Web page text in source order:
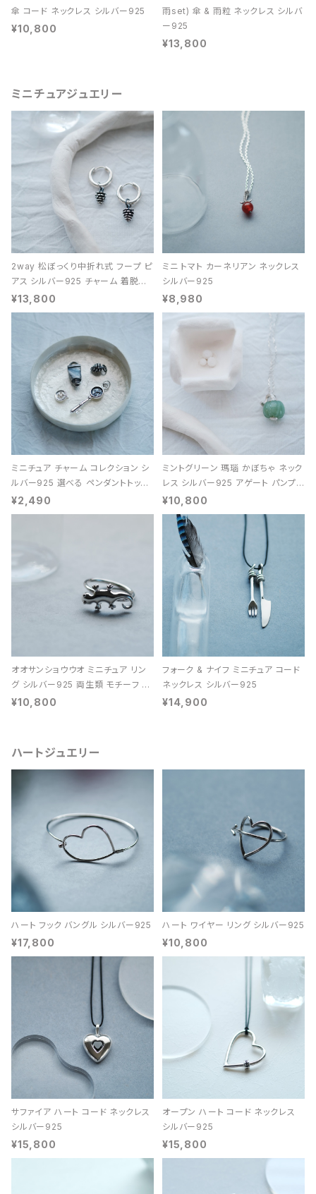
傘 コード ネックレス シルバー925
¥10,800
雨set) 傘 & 雨粒 ネックレス シルバ
ー925
¥13,800
ミニチュアジュエリー
2way 松ぼっくり中折れ式 フープ ピ
アス シルバー925 チャーム 着脱可
能 レディース ユニセックス
¥13,800
ミニ トマト カーネリアン ネックレス
シルバー925
¥8,980
ミニチュア チャーム コレクション シ
ルバー925 選べる ペンダントトップ
レディース ユニセックス
¥2,490
ミントグリーン 瑪瑙 かぼちゃ ネック
レス シルバー925 アゲート パンプキ
ン 天然石 レディース
¥10,800
オオサンショウウオ ミニチュア リン
グ シルバー925 両生類 モチーフ レ
ディース ユニセックス
¥10,800
フォーク & ナイフ ミニチュア コード
ネックレス シルバー925
¥14,900
ハートジュエリー
ハート フック バングル シルバー925
¥17,800
ハート ワイヤー リング シルバー925
¥10,800
サファイア ハート コード ネックレス
シルバー925
¥15,800
オープン ハート コード ネックレス
シルバー925
¥15,800